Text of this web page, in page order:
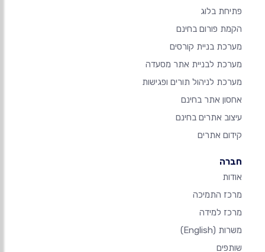
פתיחת בלוג
הקמת פורום בחינם
מערכת בניית קורסים
מערכת לבניית אתר מסעדה
מערכת לניהול תורים ופגישות
אחסון אתר בחינם
עיצוב אתרים בחינם
קידום אתרים
חברה
אודות
מרכז התמיכה
מרכז למידה
משרות (English)
שותפים